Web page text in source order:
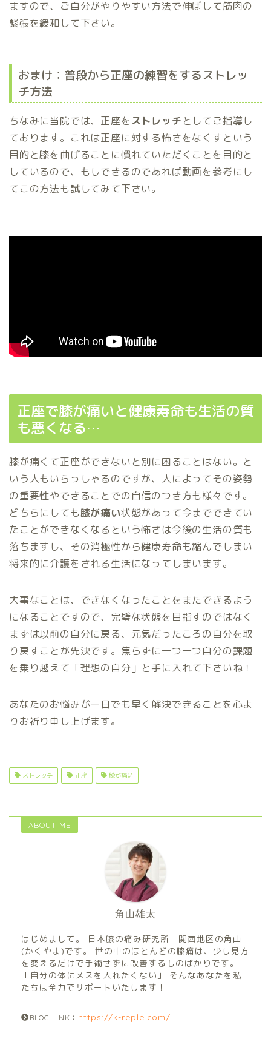
ますので、ご自分がやりやすい方法で伸ばして筋肉の
緊張を緩和して下さい。
おまけ：普段から正座の練習をするストレッ
チ方法
ちなみに当院では、正座を ストレッチ としてご指導し
ております。これは正座に対する怖さをなくすという
目的と膝を曲げることに慣れていただくことを目的と
しているので、もしできるのであれば動画を参考にし
てこの方法も試してみて下さい。
正座で膝が痛いと健康寿命も生活の質
も悪くなる…
膝が痛くて正座ができないと別に困ることはない。と
いう人もいらっしゃるのですが、人によってその姿勢
の重要性やできることでの自信のつき方も様々です。
どちらにしても膝が痛い状態があって今までできてい
たことができなくなるという怖さは今後の生活の質も
落ちますし、その消極性から健康寿命も縮んでしまい
将来的に介護をされる生活になってしまいます。
大事なことは、できなくなったことをまたできるよう
になることですので、完璧な状態を目指すのではなく
まずは以前の自分に戻る、元気だったころの自分を取
り戻すことが先決です。焦らずに一つ一つ自分の課題
を乗り越えて「理想の自分」と手に入れて下さいね！
あなたのお悩みが一日でも早く解決できることを心よ
りお祈り申し上げます。
ストレッチ 正座 膝が痛い
ABOUT ME
角山雄太
はじめまして。 日本膝の痛み研究所 関西地区の角山
(かくやま)です。 世の中のほとんどの膝痛は、少し見方
を変えるだけで手術せずに改善するものばかりです。
「自分の体にメスを入れたくない」 そんなあなたを私
たちは全力でサポートいたします！
BLOG LINK： https://k-reple.com/